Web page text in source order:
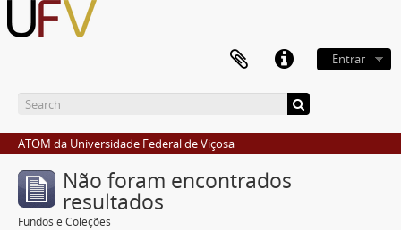
Entrar
ATOM da Universidade Federal de Viçosa
Não foram encontrados
resultados
Fundos e Coleções